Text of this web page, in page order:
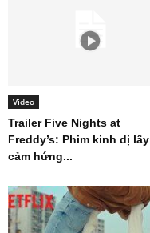
Video
Trailer Five Nights at
Freddy’s: Phim kinh dị lấy
cảm hứng...